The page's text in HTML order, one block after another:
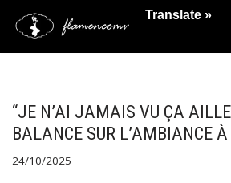
Saltar
“JE N’AI JAMAIS VU ÇA
BALANCE SUR L’AMBIANCE À
24/10/2025
Translate »